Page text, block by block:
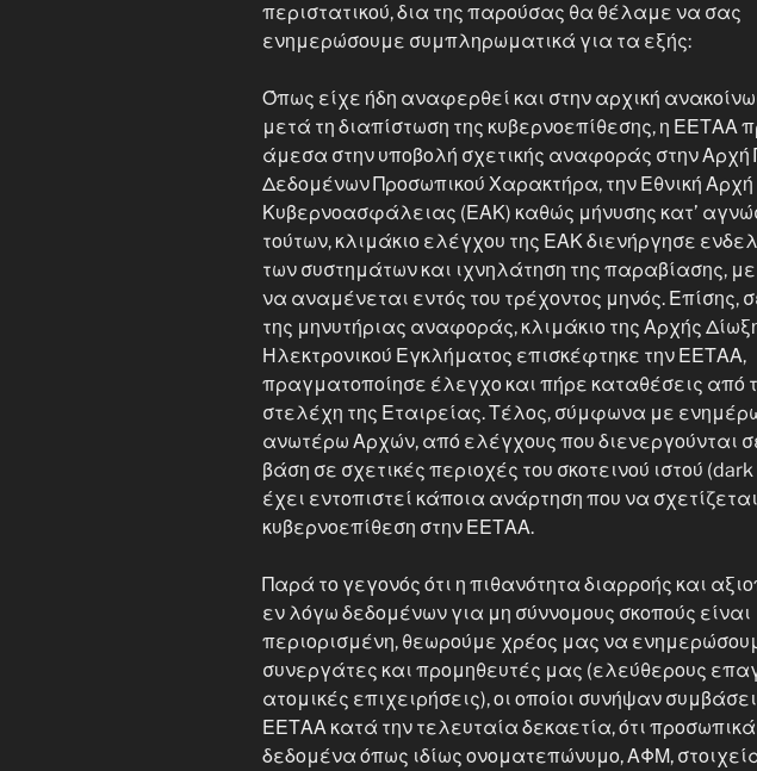
περιστατικού, δια της παρούσας θα θέλαμε να σας
ενημερώσουμε συμπληρωματικά για τα εξής:
Όπως είχε ήδη αναφερθεί και στην αρχική
μετά τη διαπίστωση της κυβερνοεπίθεσης, η ΕΕΤΑΑ
άμεσα στην υποβολή σχετικής αναφοράς στην Αρχή
Δεδομένων Προσωπικού Χαρακτήρα, την Εθνική Αρχή
Κυβερνοασφάλειας (ΕΑΚ) καθώς μήνυσης κατ’
τούτων, κλιμάκιο ελέγχου της ΕΑΚ διενήργησε
των συστημάτων και ιχνηλάτηση της παραβίασης,
να αναμένεται εντός του τρέχοντος μηνός. Επίσης,
της μηνυτήριας αναφοράς, κλιμάκιο της Αρχής
Ηλεκτρονικού Εγκλήματος επισκέφτηκε την ΕΕΤΑΑ,
πραγματοποίησε έλεγχο και πήρε καταθέσεις από
στελέχη της Εταιρείας. Τέλος, σύμφωνα με
ανωτέρω Αρχών, από ελέγχους που διενεργούνται
βάση σε σχετικές περιοχές του σκοτεινού ιστού
έχει εντοπιστεί κάποια ανάρτηση που να
κυβερνοεπίθεση στην ΕΕΤΑΑ.
Παρά το γεγονός ότι η πιθανότητα διαρροής και
εν λόγω δεδομένων για μη σύννομους σκοπούς είναι
περιορισμένη, θεωρούμε χρέος μας να
συνεργάτες και προμηθευτές μας (ελεύθερους
ατομικές επιχειρήσεις), οι οποίοι συνήψαν
ΕΕΤΑΑ κατά την τελευταία δεκαετία, ότι προσωπικά
δεδομένα όπως ιδίως ονοματεπώνυμο, ΑΦΜ,